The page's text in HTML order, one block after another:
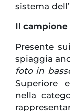
sistema
Il
Presente
spiaggia
foto in
Superiore
nella